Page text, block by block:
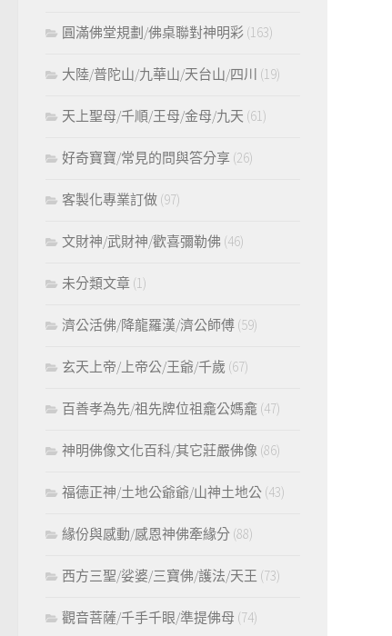
圓滿佛堂規劃/佛桌聯對神明彩 (163)
大陸/普陀山/九華山/天台山/四川 (19)
天上聖母/千順/王母/金母/九天 (61)
好奇寶寶/常見的問與答分享 (26)
客製化專業訂做 (97)
文財神/武財神/歡喜彌勒佛 (46)
未分類文章 (1)
濟公活佛/降龍羅漢/濟公師傅 (59)
玄天上帝/上帝公/王爺/千歲 (67)
百善孝為先/祖先牌位祖龕公媽龕 (47)
神明佛像文化百科/其它莊嚴佛像 (86)
福德正神/土地公爺爺/山神土地公 (43)
緣份與感動/感恩神佛牽緣分 (88)
西方三聖/娑婆/三寶佛/護法/天王 (73)
觀音菩薩/千手千眼/準提佛母 (74)